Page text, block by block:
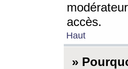
accès.
Haut
»